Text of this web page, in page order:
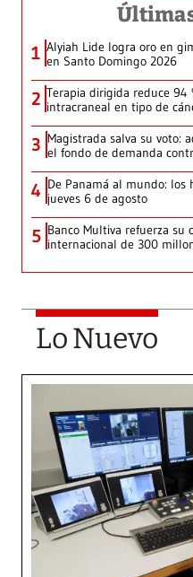
1 Alyiah Lide logra oro en
en Santo Domingo 2026
2 Terapia dirigida reduce 94
intracraneal en tipo de
3 Magistrada salva su voto:
el fondo de demanda
4 De Panamá al mundo: los
jueves 6 de agosto
5 Banco Multiva refuerza su
internacional de 300
Lo Nuevo